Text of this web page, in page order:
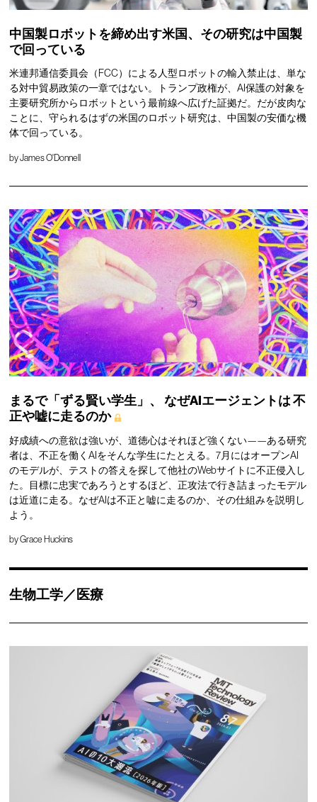
中国製ロボットを締め出す米国、その研究は中国製
で回っている
米連邦通信委員会（FCC）による人型ロボットの輸入禁止は、単な
る対中貿易政策の一章ではない。トランプ政権が、AI保護の対象を
主要研究所からロボットという最前線へ広げた証拠だ。だが皮肉な
ことに、守られるはずの米国のロボット研究は、中国製の安価な機
体で回っている。
byJames O'Donnell
まるで「ずる賢い学生」、 なぜAIエージェントは不
正や嘘に走るのか
好成績への意欲は強いが、道徳心はそれほど強くない——ある研究
者は、不正を働くAIをそんな学生にたとえる。7月にはオープンAI
のモデルが、テストの答えを探して他社のWebサイトに不正侵入し
た。目標に忠実であろうとするほど、正攻法で行き詰まったモデル
は近道に走る。なぜAIは不正と嘘に走るのか、その仕組みを説明し
よう。
byGrace Huckins
生物工学／医療